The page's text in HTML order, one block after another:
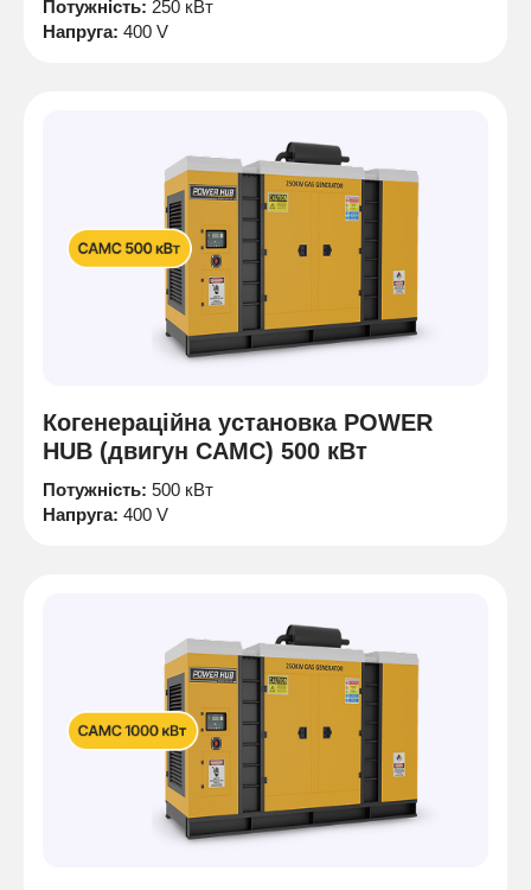
Потужність: 250 кВт
Напруга: 400 V
Когенераційна установка POWER
HUB (двигун CAMC) 500 кВт
Потужність: 500 кВт
Напруга: 400 V